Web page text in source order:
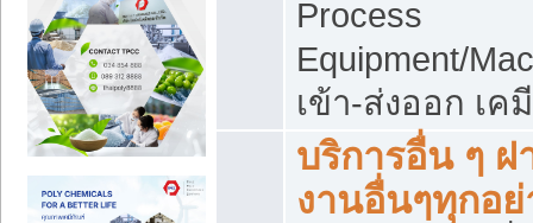
Process
Equipment/
เข้า-ส่งออก เ
บริการอื่น ๆ
งานอื่นๆทุกอ